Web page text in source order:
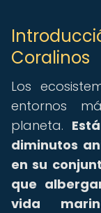
Coralinos
Los
entornos
planeta.
diminutos
en su
que
vida